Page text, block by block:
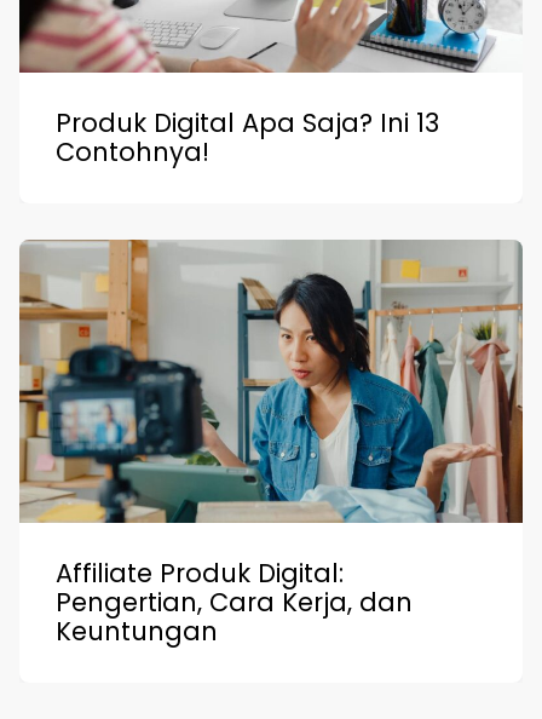
Produk Digital Apa Saja? Ini 13
Contohnya!
Affiliate Produk Digital:
Pengertian, Cara Kerja, dan
Keuntungan